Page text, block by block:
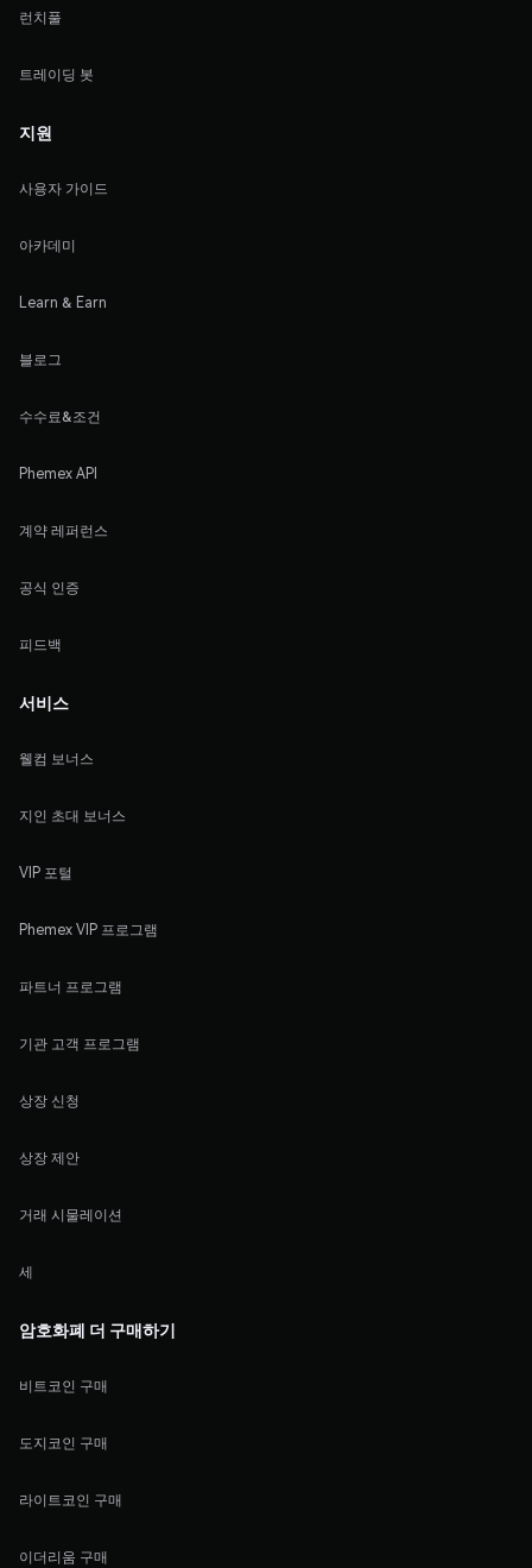
런치풀
트레이딩 봇
지원
사용자 가이드
아카데미
Learn & Earn
블로그
수수료&조건
Phemex API
계약 레퍼런스
공식 인증
피드백
서비스
웰컴 보너스
지인 초대 보너스
VIP 포털
Phemex VIP 프로그램
파트너 프로그램
기관 고객 프로그램
상장 신청
상장 제안
거래 시물레이션
세
암호화폐 더 구매하기
비트코인 구매
도지코인 구매
라이트코인 구매
이더리움 구매